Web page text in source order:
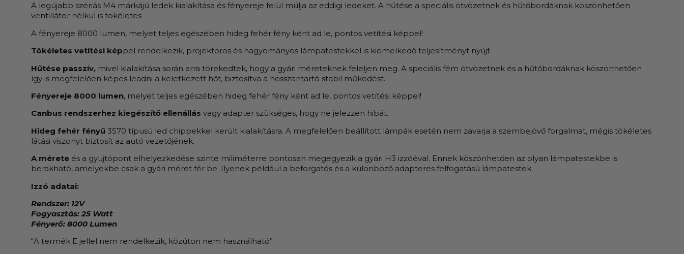
A legújabb szériás M4 márkájú ledek kialakítása és fényereje felül múlja az eddigi ledeket. A hűtése a speciális ötvözetnek és hűtőbordáknak köszönhetően
ventillátor nélkül is tökéletes
A fényereje 8000 lumen, melyet teljes egészében hideg fehér fény ként ad le, pontos vetítési képpel!
Tökéletes vetítési képpel rendelkezik, projektoros és hagyományos lámpatestekkel is kiemelkedő teljesítményt nyújt.
Hűtése passzív, mivel kialakítása során arra törekedtek, hogy a gyári méreteknek feleljen meg. A speciális fém ötvözetnek és a hűtőbordáknak köszönhetően
így is megfelelően képes leadni a keletkezett hőt, biztosítva a hosszantartó stabil működést.
Fényereje 8000 lumen, melyet teljes egészében hideg fehér fény ként ad le, pontos vetítési képpel!
Canbus rendszerhez kiegészítő ellenállásvagy adapter szükséges, hogy ne jelezzen hibát.
Hideg fehér fényű 3570 típusú led chippekkel került kialakításra. A megfelelően beállított lámpák esetén nem zavarja a szembejövő forgalmat, mégis tökéletes
látási viszonyt biztosít az autó vezetőjének.
A mérete és a gyujtópont elhelyezkedése szinte miliméterre pontosan megegyezik a gyári H3 izzóéval. Ennek köszönhetően az olyan lámpatestekbe is
berakható, amelyekbe csak a gyári méret fér be. Ilyenek például a beforgatós és a különböző adapteres felfogatású lámpatestek.
Izzó adatai:
Rendszer: 12V
Fogyasztás: 25 Watt
Fényerő: 8000 Lumen
“A termék E jellel nem rendelkezik, közúton nem használható”